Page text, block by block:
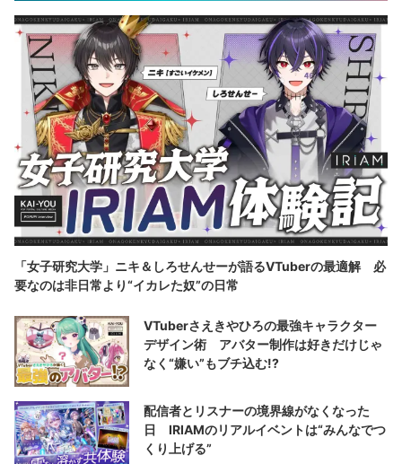
「女子研究大学」ニキ＆しろせんせーが語るVTuberの最適解 必
要なのは非日常より“イカレた奴”の日常
VTuberさえきやひろの最強キャラクター
デザイン術 アバター制作は好きだけじゃ
なく“嫌い”もブチ込む!?
配信者とリスナーの境界線がなくなった
日 IRIAMのリアルイベントは“みんなでつ
くり上げる”